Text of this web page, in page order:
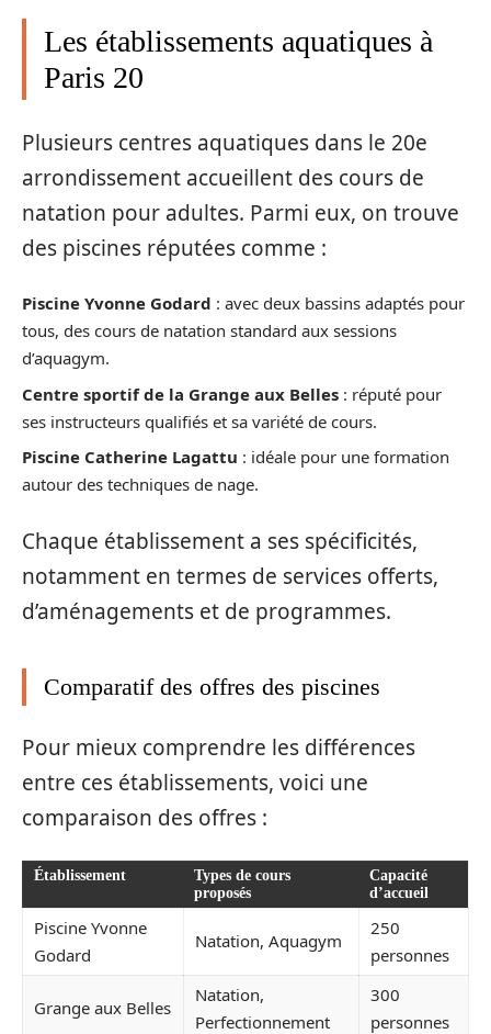
Les établissements aquatiques à
Paris 20
Plusieurs centres aquatiques dans le 20e
arrondissement accueillent des cours de
natation pour adultes. Parmi eux, on trouve
des piscines réputées comme :
Piscine Yvonne Godard : avec deux bassins adaptés pour
tous, des cours de natation standard aux sessions
d’aquagym.
Centre sportif de la Grange aux Belles : réputé pour
ses instructeurs qualifiés et sa variété de cours.
Piscine Catherine Lagattu : idéale pour une formation
autour des techniques de nage.
Chaque établissement a ses spécificités,
notamment en termes de services offerts,
d’aménagements et de programmes.
Comparatif des offres des piscines
Pour mieux comprendre les différences
entre ces établissements, voici une
comparaison des offres :
Établissement
Types de cours
proposés
Capacité
d’accueil
Piscine Yvonne
Godard
Natation, Aquagym
250
personnes
Grange aux Belles
Natation,
Perfectionnement
300
personnes